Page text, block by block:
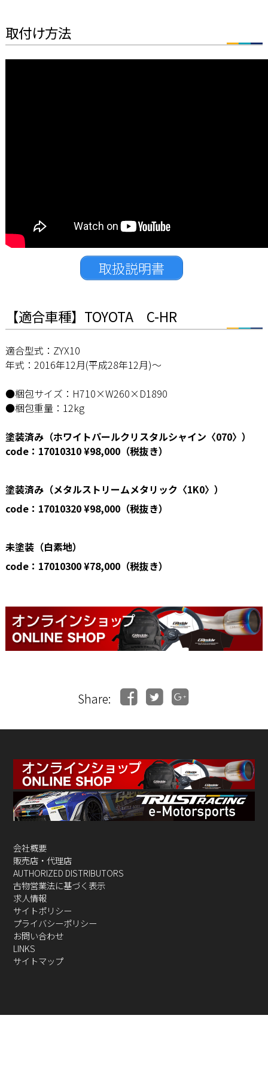
取付け方法
取扱説明書
【適合車種】TOYOTA C-HR
適合型式：ZYX10
年式：2016年12月(平成28年12月)～
●梱包サイズ：H710×W260×D1890
●梱包重量：12kg
塗装済み（ホワイトパールクリスタルシャイン〈070〉）
code：17010310¥98,000（税抜き）
塗装済み（メタルストリームメタリック〈1K0〉）
code：17010320¥98,000（税抜き）
未塗装（白素地）
code：17010300¥78,000（税抜き）
Share:
会社概要
販売店・代理店
AUTHORIZED DISTRIBUTORS
古物営業法に基づく表示
求人情報
サイトポリシー
プライバシーポリシー
お問い合わせ
LINKS
サイトマップ